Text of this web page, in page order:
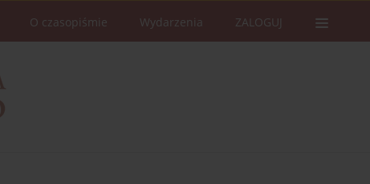
O czasopiśmie Wydarzenia ZALOGUJ